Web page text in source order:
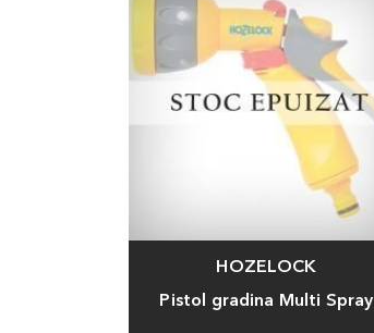
HOZELOCK
Pistol gradina Multi Spray